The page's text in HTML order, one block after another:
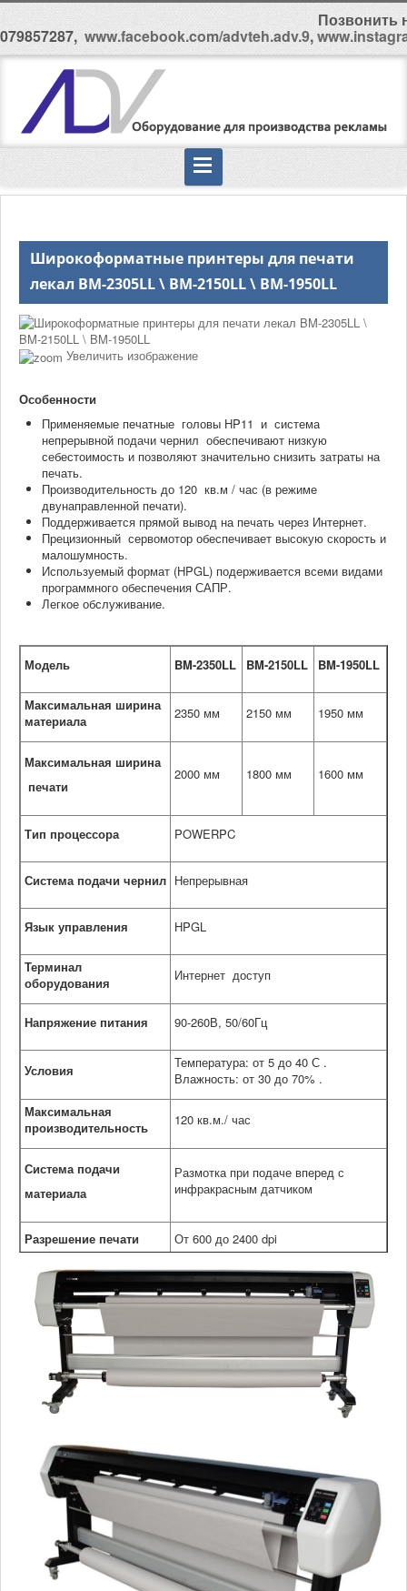
Позвонить
079857287, www.facebook.com/advteh.adv.9,
Широкоформатные принтеры для печати
лекал BM-2305LL \ BM-2150LL \ BM-1950LL
Увеличить изображение
Особенности
Применяемые печатные головы HP11 и система
непрерывной подачи чернил обеспечивают низкую
себестоимость и позволяют значительно снизить затраты на
печать.
Производительность до 120 кв.м / час (в режиме
двунаправленной печати).
Поддерживается прямой вывод на печать через Интернет.
Прецизионный сервомотор обеспечивает высокую скорость и
малошумность.
Используемый формат (HPGL) подерживается всеми видами
программного обеспечения САПР.
Легкое обслуживание.
Модель BM-2350LL BM-2150LL BM-1950LL
Максимальная ширина
материала
2350 мм 2150 мм 1950 мм
Максимальная ширина
печати
2000 мм 1800 мм 1600 мм
Тип процессора POWERPC
Система подачи чернил Непрерывная
Язык управления HPGL
Терминал
оборудования
Интернет доступ
Напряжение питания 90-260В, 50/60Гц
Условия
Температура: от 5 до 40 С .
Влажность: от 30 до 70% .
Максимальная
производительность
120 кв.м./ час
Система подачи
материала
Размотка при подаче вперед с
инфракрасным датчиком
Разрешение печати От 600 до 2400 dpi